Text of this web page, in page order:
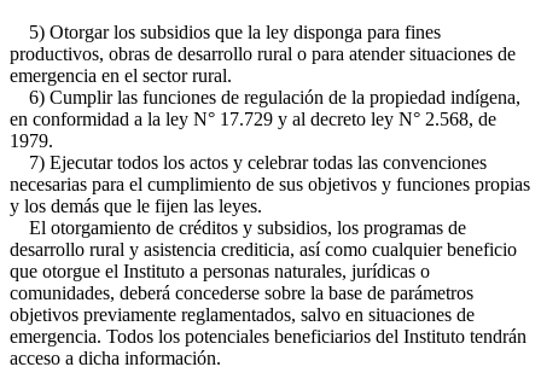
5) Otorgar los subsidios que la ley disponga para fines
productivos, obras de desarrollo rural o para atender situaciones de
emergencia en el sector rural.
6) Cumplir las funciones de regulación de la propiedad indígena,
en conformidad a la ley N° 17.729 y al decreto ley N° 2.568, de
1979.
7) Ejecutar todos los actos y celebrar todas las convenciones
necesarias para el cumplimiento de sus objetivos y funciones propias
y los demás que le fijen las leyes.
El otorgamiento de créditos y subsidios, los programas de
desarrollo rural y asistencia crediticia, así como cualquier beneficio
que otorgue el Instituto a personas naturales, jurídicas o
comunidades, deberá concederse sobre la base de parámetros
objetivos previamente reglamentados, salvo en situaciones de
emergencia. Todos los potenciales beneficiarios del Instituto tendrán
acceso a dicha información.